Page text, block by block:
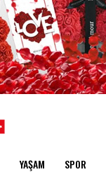
YAŞAM SPOR